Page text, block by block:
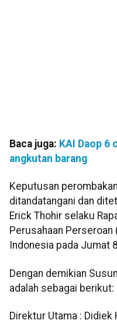
Baca juga: KAI Daop 6
angkutan barang
Keputusan
ditandatangani dan
Erick Thohir selaku
Perusahaan
Indonesia pada Jumat
Dengan demikian
adalah sebagai berikut:
Direktur Utama : Didiek